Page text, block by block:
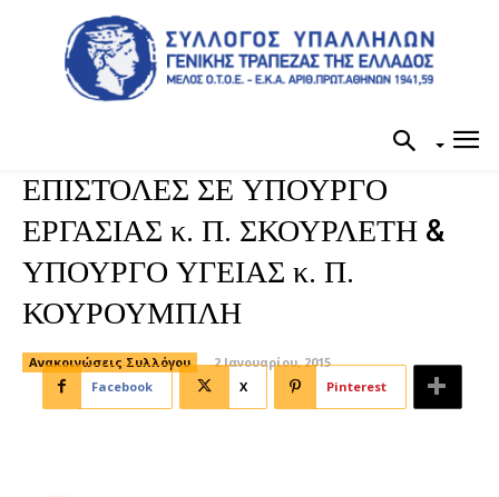
ΕΠΙΣΤΟΛΕΣ ΣΕ ΥΠΟΥΡΓΟ
ΕΡΓΑΣΙΑΣ κ. Π. ΣΚΟΥΡΛΕΤΗ &
ΥΠΟΥΡΓΟ ΥΓΕΙΑΣ κ. Π.
ΚΟΥΡΟΥΜΠΛΗ
Ανακοινώσεις Συλλόγου
2 Ιανουαρίου, 2015
Facebook
X Pinterest